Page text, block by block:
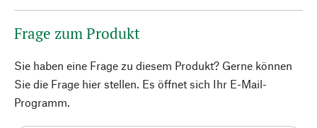
Frage zum Produkt
Sie haben eine Frage zu diesem Produkt? Gerne können
Sie die Frage hier stellen. Es öffnet sich Ihr E-Mail-
Programm.